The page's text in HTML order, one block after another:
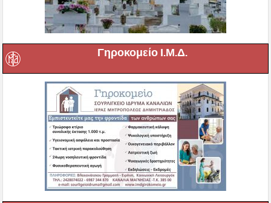
Γηροκομείο Ι.Μ.Δ.